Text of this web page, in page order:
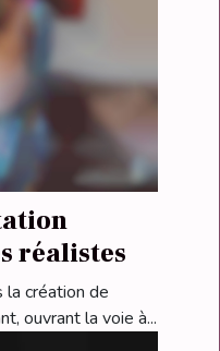
réalistes
la création de
ouvrant la voie à...